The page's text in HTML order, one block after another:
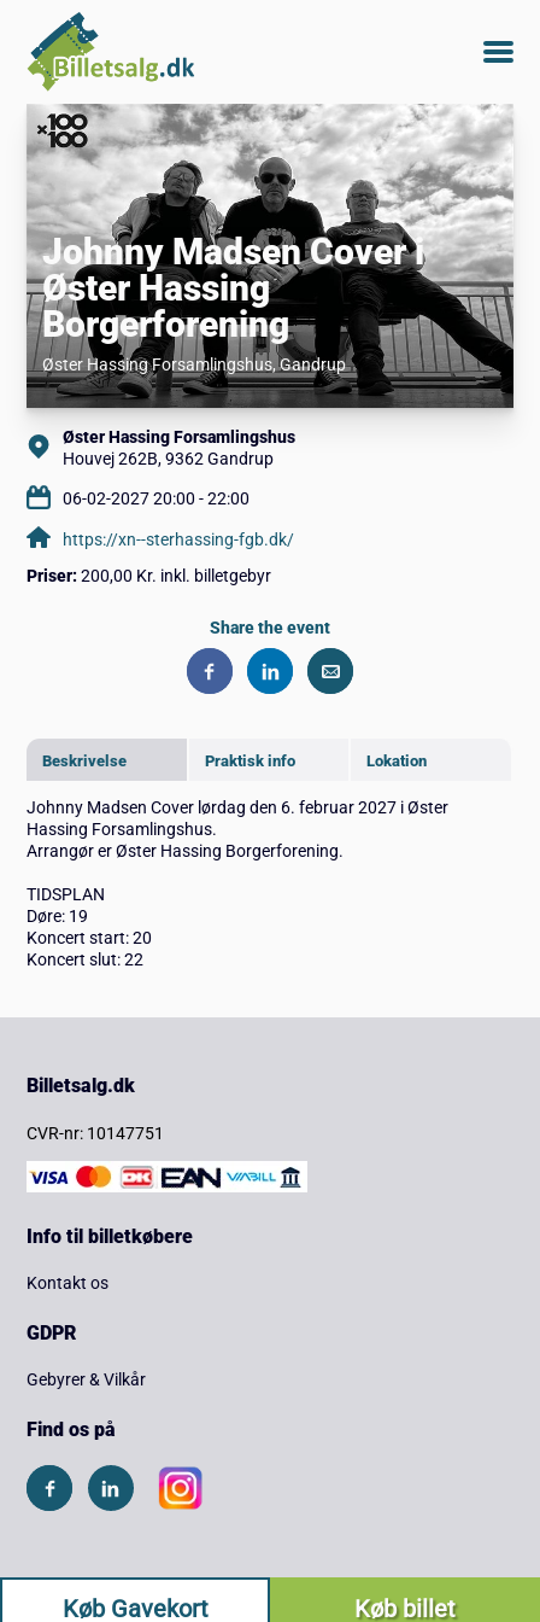
Johnny Madsen Cover i
Øster Hassing
Borgerforening
Øster Hassing Forsamlingshus, Gandrup
Beskrivelse Praktisk info Lokation
Johnny Madsen Cover lørdag den 6. februar 2027 i Øster
Hassing Forsamlingshus.
Arrangør er Øster Hassing Borgerforening.
TIDSPLAN
Døre: 19
Koncert start: 20
Koncert slut: 22
Øster Hassing Forsamlingshus
Houvej 262B, 9362 Gandrup
06-02-2027 20:00 - 22:00
https://xn--sterhassing-fgb.dk/
Priser: 200,00 Kr. inkl. billetgebyr
Køb billet
Køb Gavekort
Share the event
Billetsalg.dk
CVR-nr: 10147751
Info til billetkøbere
Kontakt os
GDPR
Gebyrer & Vilkår
Find os på